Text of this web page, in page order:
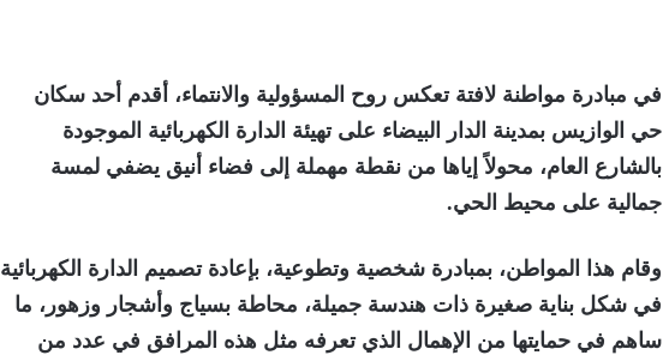
في مبادرة مواطنة لافتة تعكس روح المسؤولية والانتماء، أقدم أحد سكان
حي الوازيس بمدينة الدار البيضاء على تهيئة الدارة الكهربائية الموجودة
بالشارع العام، محولاً إياها من نقطة مهملة إلى فضاء أنيق يضفي لمسة
جمالية على محيط الحي.
وقام هذا المواطن، بمبادرة شخصية وتطوعية، بإعادة تصميم الدارة الكهربائية
في شكل بناية صغيرة ذات هندسة جميلة، محاطة بسياج وأشجار وزهور، ما
ساهم في حمايتها من الإهمال الذي تعرفه مثل هذه المرافق في عدد من